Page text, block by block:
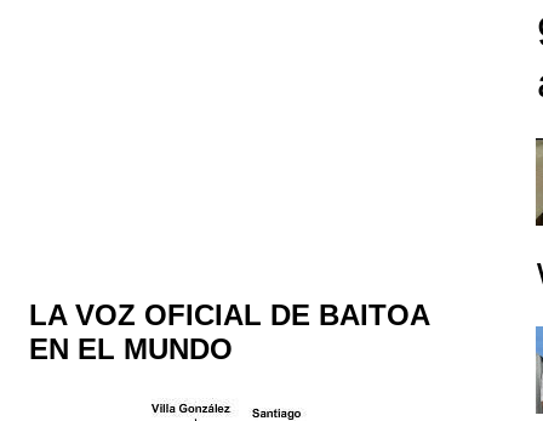
LA VOZ OFICIAL DE BAITOA
EN EL MUNDO